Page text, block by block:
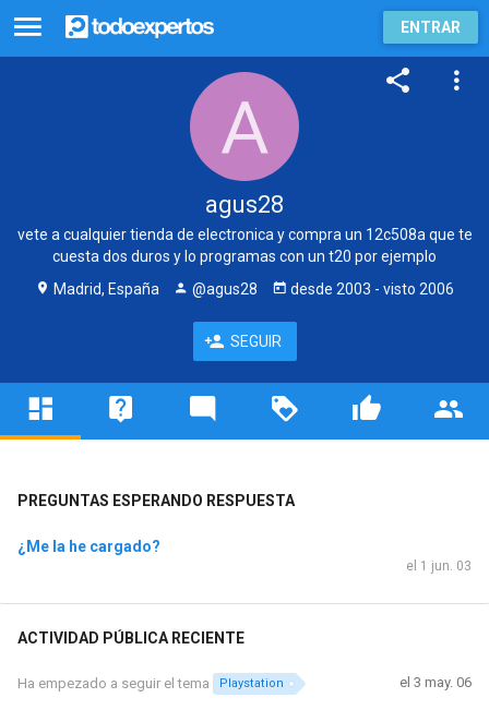
ENTRAR
agus28
vete a cualquier tienda de electronica y compra un 12c508a que te
cuesta dos duros y lo programas con un t20 por ejemplo
Madrid, España
@agus28 desde 2003 - visto 2006
SEGUIR
PREGUNTAS ESPERANDO RESPUESTA
¿Me la he cargado?
el 1 jun. 03
ACTIVIDAD PÚBLICA RECIENTE
Ha empezado a seguir el tema Playstation el 3 may. 06